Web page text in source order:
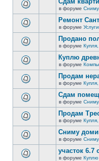
непрочитанных
сообщений.
новых
непрочитанных
сообщений.
новых
непрочитанных
сообщений.
в форуме
новых
непрочитанных
сообщений.
Ремонт
в форуме
новых
непрочитанных
сообщений.
Продано
в форуме
новых
непрочитанных
сообщений.
Куплю
в форуме
новых
непрочитанных
сообщений.
Продам
в форуме
новых
непрочитанных
сообщений.
Сдам
в форуме
новых
непрочитанных
сообщений.
Продам
в форуме
Сниму
в форуме
участок 6.7
в форуме